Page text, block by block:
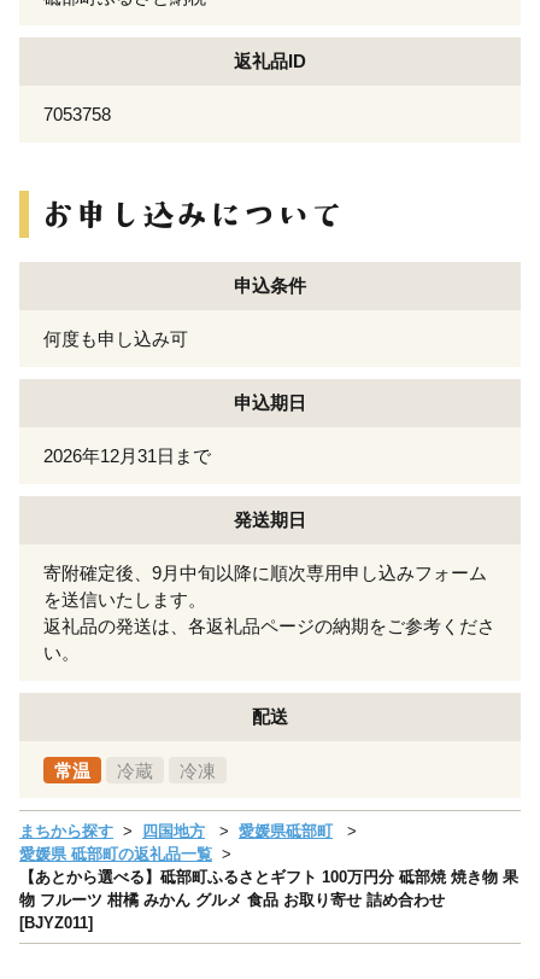
返礼品ID
7053758
申込条件
何度も申し込み可
申込期日
2026年12月31日まで
発送期日
寄附確定後、9月中旬以降に順次専用申し込みフォーム
を送信いたします。
返礼品の発送は、各返礼品ページの納期をご参考くださ
い。
配送
常温 冷蔵 冷凍
まちから探す 四国地方
愛媛県砥部町
愛媛県 砥部町の返礼品一覧
【あとから選べる】砥部町ふるさとギフト 100万円分 砥部焼 焼き物 果
物 フルーツ 柑橘 みかん グルメ 食品 お取り寄せ 詰め合わせ
[BJYZ011]